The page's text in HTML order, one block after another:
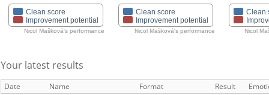
Clean score
Improvement potential
Nicol Mašková's performance
Clean score
Improvement potential
Nicol Mašková's performance
Clean
Nicol
Your latest results
Date Name Format Result